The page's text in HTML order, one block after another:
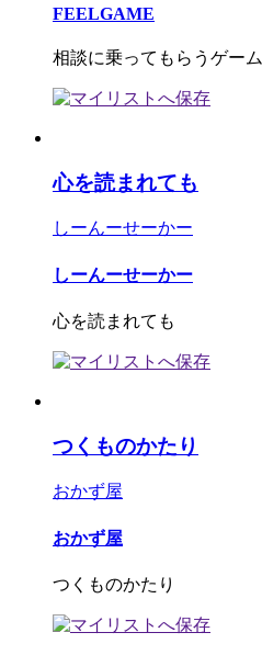
FEELGAME
相談に乗ってもらうゲーム
心を読まれても
しーんーせーかー
しーんーせーかー
心を読まれても
つくものかたり
おかず屋
おかず屋
つくものかたり